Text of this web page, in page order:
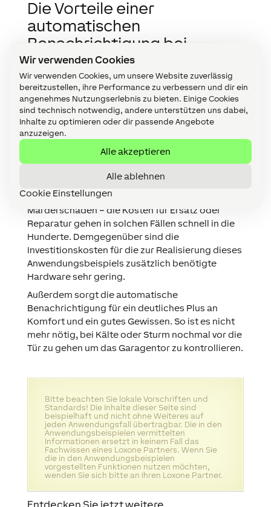
Wir verwenden Cookies
Wir verwenden Cookies, um unsere Website zuverlässig
bereitzustellen, ihre Performance zu verbessern und dir ein
angenehmes Nutzungserlebnis zu bieten. Einige Cookies
sind technisch notwendig, andere unterstützen uns dabei,
Inhalte zu optimieren oder dir passende Angebote
anzuzeigen.
Alle akzeptieren
Alle ablehnen
Cookie Einstellungen
Die Vorteile einer
automatischen
Benachrichtigung bei
geöffnetem Garagentor
Die automatische Statusmeldung bei offenem
Garagentor mit Hilfe des Tür- & Fensterkontakts
als Garagentor Sensor hilft nicht nur dabei,
wertvolle Gegenstände wie Werkzeug,
Spielsachen und Co. vor Diebstahl zu schützen,
sie kann auch helfen Fahrzeuge vor
Beschädigungen, wie beispielsweise einem
Marderschaden, zu bewahren.
Egal ob gestohlene Winterreifen oder
Marderschaden – die Kosten für Ersatz oder
Reparatur gehen in solchen Fällen schnell in die
Hunderte. Demgegenüber sind die
Investitionskosten für die zur Realisierung dieses
Anwendungsbeispiels zusätzlich benötigte
Hardware sehr gering.
Außerdem sorgt die automatische
Benachrichtigung für ein deutliches Plus an
Komfort und ein gutes Gewissen. So ist es nicht
mehr nötig, bei Kälte oder Sturm nochmal vor die
Tür zu gehen um das Garagentor zu kontrollieren.
Bitte beachten Sie lokale Vorschriften und
Standards! Die Inhalte dieser Seite sind
beispielhaft und nicht ohne Weiteres auf
jeden Anwendungsfall übertragbar. Die in den
Anwendungsbeispielen vermittelten
Informationen ersetzt in keinem Fall das
Fachwissen eines Loxone Partners. Wenn Sie
die in den Anwendungsbeispielen
vorgestellten Funktionen nutzen möchten,
wenden Sie sich bitte an Ihren Loxone Partner.
Entdecken Sie jetzt weitere